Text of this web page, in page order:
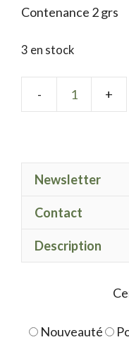
Contenance 2 grs
3 en stock
Newsletter
Contact
Description
Nouveauté